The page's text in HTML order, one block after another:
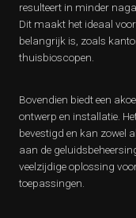
resulteert in minder
Dit maakt het ideaal
belangrijk is, zoals
thuisbioscopen.
Bovendien biedt een
ontwerp en installatie.
bevestigd en kan zowel
aan de
veelzijdige oplossing
toepassingen.